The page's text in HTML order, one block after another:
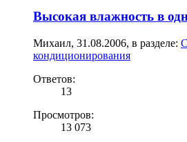
Высокая влажность в
Михаил, 31.08.2006, в разделе:
кондиционирования
Ответов:
13
Просмотров:
13 073